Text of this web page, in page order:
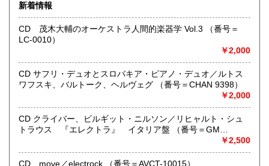
ール、定形外郵便、
ネコポス、ヤマト宅急便などでお届けしています。
但し、お客様が配送方法をご指定になる場合又は、
後払いをご希望の場合は送料の実費をお支払い頂きます。
代引きをご希望の場合は代引き手数料及び送料の実費をお
支払い下さい。
●公費ご購入を承ります。 送料は実費をご負担下さい。 お
支払いは後払いが可能です。
※当店は【インボイス制度】の適格請求書発行事業者では
ございません。
●当店では迅速な発送を心掛けています。
ご送金、ご決済の確認が出来ましたら通常24時間以内にお
●商品の発送に際しては水濡れ対策等、丁寧な梱包を心掛けて
新着情報
CD 茂木大輔のオーケストラ人間的楽器学 Vol.3 （番号＝
LC-0010）
￥2,000
CD サフリ・デュオとスロバキア・ピアノ・デュオ／ルトス
ワフスキ、バルトーク、ヘルヴェグ （番号＝CHAN 9398）
￥2,000
CD クライバー、ビルギット・ニルソン／リヒャルト・シュ
トラウス 『エレクトラ』 イタリア盤 （番号＝GM
￥2,500
CD move／electrock （番号＝AVCT-10015）